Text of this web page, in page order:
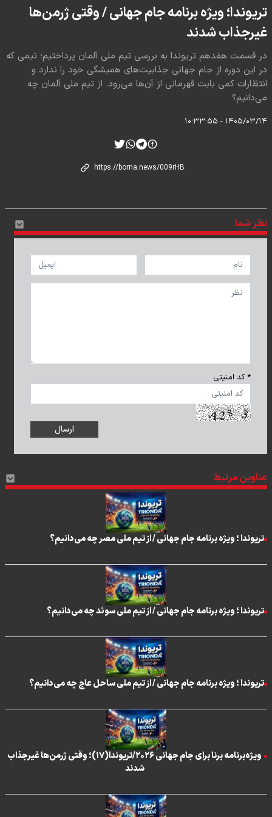
تریوندا؛ ویژه برنامه جام جهانی / وقتی ژرمن‌ها
غیرجذاب شدند
در قسمت هفدهم تریوندا به بررسی تیم ملی آلمان پرداختیم؛ تیمی که
در این دوره از جام جهانی جذابیت‌های همیشگی خود را ندارد و
انتظارات کمی بابت قهرمانی از آن‌ها می‌رود. از تیم ملی آلمان چه
می‌دانیم؟
۱۴۰۵/۰۳/۱۴ - ۱۰:۳۳:۵۵
نظر شما
* کد امنیتی
عناوین مرتبط
تریوندا ؛ ویژه برنامه جام جهانی / از تیم ملی مصر چه می‌دانیم؟
تریوندا ؛ ویژه برنامه جام جهانی / از تیم ملی سوئد چه می‌دانیم؟
تریوندا ؛ ویژه برنامه جام جهانی / از تیم ملی ساحل عاج چه می‌دانیم؟
ویژه‌برنامه برنا برای جام جهانی ۲۰۲۶/تریوندا(۱۷)؛ وقتی ژرمن‌ها غیرجذاب
شدند